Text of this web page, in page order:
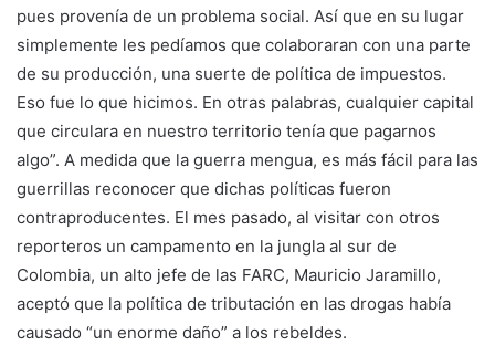
pues provenía de un problema social. Así que en su lugar
simplemente les pedíamos que colaboraran con una parte
de su producción, una suerte de política de impuestos.
Eso fue lo que hicimos. En otras palabras, cualquier capital
que circulara en nuestro territorio tenía que pagarnos
algo”. A medida que la guerra mengua, es más fácil para las
guerrillas reconocer que dichas políticas fueron
contraproducentes. El mes pasado, al visitar con otros
reporteros un campamento en la jungla al sur de
Colombia, un alto jefe de las FARC, Mauricio Jaramillo,
aceptó que la política de tributación en las drogas había
causado “un enorme daño” a los rebeldes.